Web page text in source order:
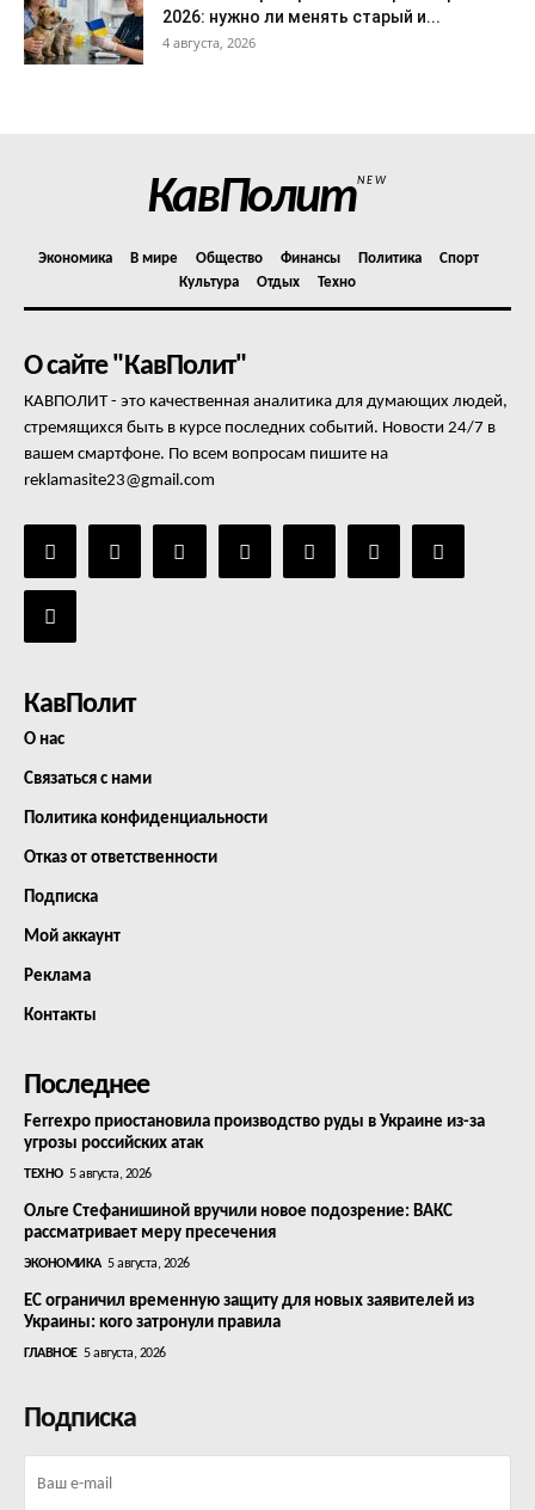
2026: нужно ли менять старый и...
4 августа, 2026
КавПолитNEW
Экономика В мире Общество Финансы Политика
Спорт
Культура
Отдых Техно
О сайте "КавПолит"
КАВПОЛИТ - это качественная аналитика для думающих людей,
стремящихся быть в курсе последних событий. Новости 24/7 в
вашем смартфоне. По всем вопросам пишите на
reklamasite23@gmail.com
КавПолит
О нас
Связаться с нами
Политика конфиденциальности
Отказ от ответственности
Подписка
Мой аккаунт
Реклама
Контакты
Последнее
Ferrexpo приостановила производство руды в Украине из-за
угрозы российских атак
ТЕХНО 5 августа, 2026
Ольге Стефанишиной вручили новое подозрение: ВАКС
рассматривает меру пресечения
ЭКОНОМИКА 5 августа, 2026
ЕС ограничил временную защиту для новых заявителей из
Украины: кого затронули правила
ГЛАВНОЕ 5 августа, 2026
Подписка